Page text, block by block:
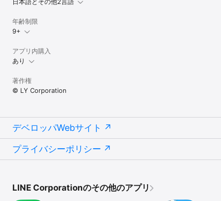
日本語とその他2言語
年齢制限
9+
アプリ内購入
あり
著作権
© LY Corporation
デベロッパWebサイト
プライバシーポリシー
LINE Corporationのその他のアプリ